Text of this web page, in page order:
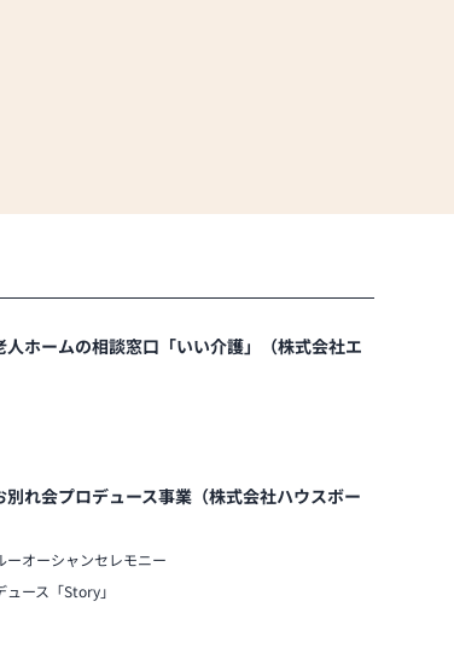
人ホームの相談窓口「いい介護」（株式会社エ
別れ会プロデュース事業（株式会社ハウスボー
ーオーシャンセレモニー
ース「Story」